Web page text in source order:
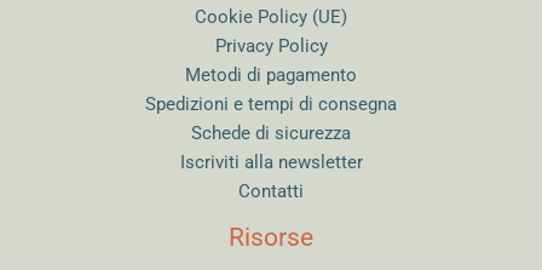
Cookie Policy (UE)
Privacy Policy
Metodi di pagamento
Spedizioni e tempi di consegna
Schede di sicurezza
Iscriviti alla newsletter
Contatti
Risorse